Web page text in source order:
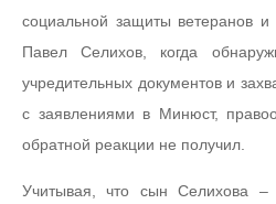
социальной защиты ветеранов
Павел Селихов, когда
учредительных документов и
с заявлениями в Минюст,
обратной реакции не получил.
Учитывая, что сын Селихова